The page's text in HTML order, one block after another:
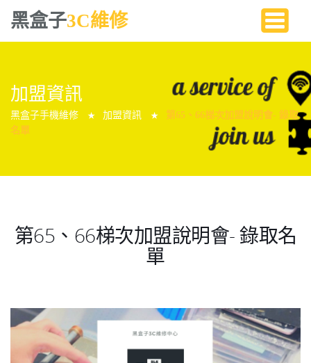
黑盒子3C維修
加盟資訊
黑盒子手機維修 ★ 加盟資訊 ★
第65、66梯次加盟說明會- 錄取
名單
第65、66梯次加盟說明會- 錄取名
單